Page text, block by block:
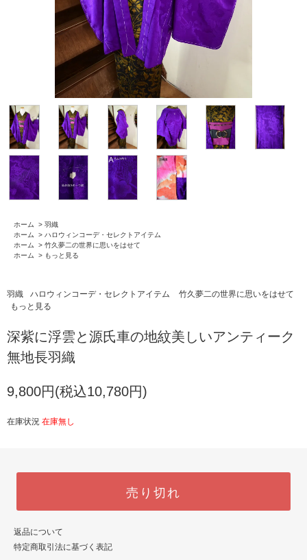
ホーム > 羽織
ホーム
> ハロウィンコーデ・セレクトアイテム
ホーム
> 竹久夢二の世界に思いをはせて
ホーム
> もっと見る
羽織 ハロウィンコーデ・セレクトアイテム
竹久夢二の世界に思いをはせて
もっと見る
深紫に浮雲と源氏車の地紋美しいアンティーク
無地長羽織
9,800円(税込10,780円)
在庫状況 在庫無し
売り切れ
返品について
特定商取引法に基づく表記